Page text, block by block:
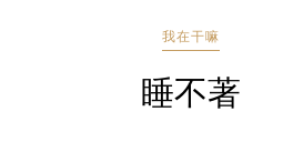
我在干嘛
睡不著